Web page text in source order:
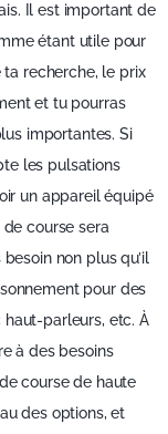
Il est important de
étant utile pour
recherche, le prix
et tu pourras
importantes. Si
les pulsations
un appareil équipé
course sera
non plus qu’il
pour des
parleurs, etc. À
à des besoins
course de haute
des options, et